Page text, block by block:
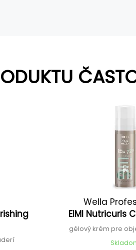
Wella
EIMI Nutricurls
gélový krém pre